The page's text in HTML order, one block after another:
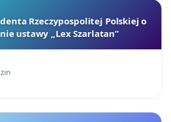
Rzeczypospolitej Polskiej o
ustawy „Lex Szarlatan”